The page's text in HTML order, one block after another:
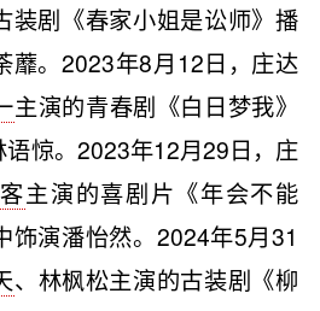
装剧《春家小姐是讼师》播
蘼。2023年8月12日，庄达
主演的青春剧《白日梦我》
惊。2023年12月29日，庄
主演的喜剧片《年会不能
饰演潘怡然。2024年5月31
、林枫松主演的古装剧《柳